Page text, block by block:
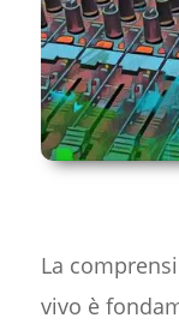
La
vivo è